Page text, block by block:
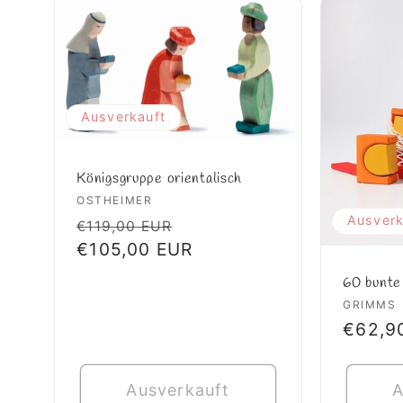
Ausverkauft
Königsgruppe orientalisch
Anbieter:
OSTHEIMER
Normaler
Preis
€119,00 EUR
€105,00 EUR
Ausverkauft
60
GRIMMS